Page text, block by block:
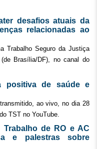
desafios atuais da
relacionadas ao
Trabalho Seguro da Justiça
Brasília/DF), no canal do
positiva de saúde e
ao vivo, no dia 28
TST no YouTube.
de RO e AC
e palestras sobre